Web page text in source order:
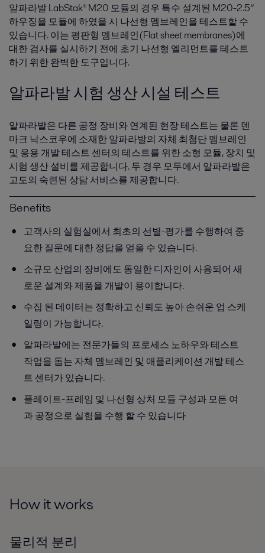
알파라발 LabStak® M20 모듈의 경우 특수 설계된 M20-2.5”
하우징을 모듈에 하였을 시 나선형 멤브레인을 테스트할 수
있습니다. 이는 평판형 멤브레인(Flat sheet membranes)에
대한 검사를 실시하기 전에 초기 나선형 엘리먼트를 테스트
하기 위한 완벽한 도구입니다.
알파라발 시험 생산 시설 테스트
알파라발은 다른 공정 장비와 연계된 현장 테스트는 물론 덴
마크 낙스코우에 소재한 알파라발의 자체 최첨단 멤브레인
및 응용 개발 테스트 센터의 테스트를 위한 소형 모듈, 장치 및
시험 생산 설비를 제공합니다. 두 경우 모두에서 알파라발은
고도의 숙련된 상담 서비스를 제공합니다.
Benefits
고객사의 실험실에서 최초의 선별-평가를 수행하여 중
요한 질문에 대한 정답을 얻을 수 있습니다.
소규모 산업의 장비에도 동일한 디자인이 사용되어 새
로운 설계와 제품을 개발이 용이합니다.
수집 된 데이터는 정확하고 신뢰도 높아 손쉬운 업 스케
일링이 가능합니다.
알파라발에는 전문가들의 프로세스 노하우와 테스트
작업을 돕는 자체 멤브레인 및 애플리케이션 개발 테스
트 센터가 있습니다.
플레이트-프레임 및 나선형 상처 모듈 구성과 모든 여
과 공정으로 실험을 수행 할 수 있습니다
How it works
물리적 분리